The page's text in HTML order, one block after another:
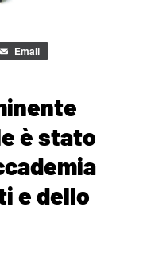
Email
è stato
e dello